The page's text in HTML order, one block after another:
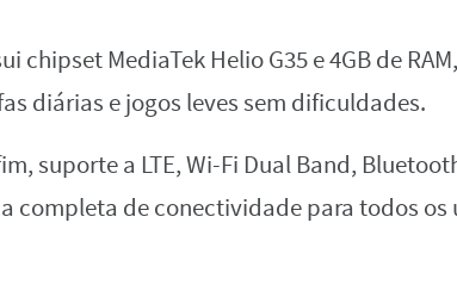
chipset MediaTek Helio G35 e 4GB de
diárias e jogos leves sem dificuldades.
suporte a LTE, Wi-Fi Dual Band,
completa de conectividade para todos os